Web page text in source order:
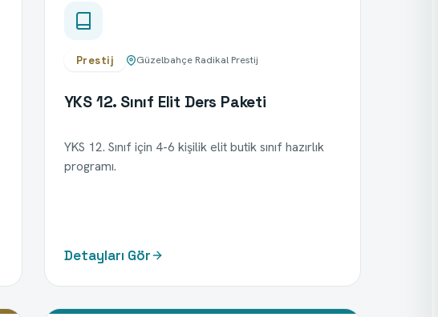
Prestij Güzelbahçe Radikal Prestij
YKS 12. Sınıf Elit Ders Paketi
YKS 12. Sınıf için 4-6 kişilik elit butik sınıf hazırlık
programı.
Detayları Gör